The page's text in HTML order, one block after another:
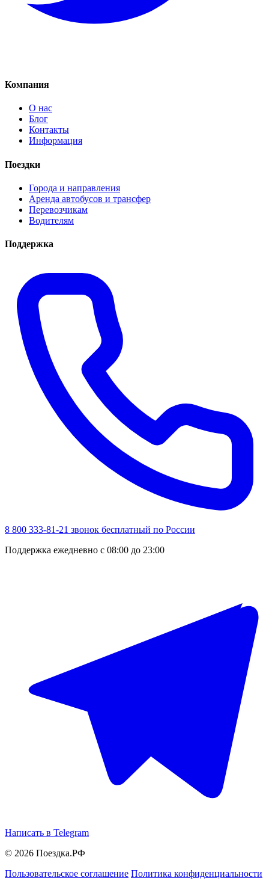
Компания
О нас
Блог
Контакты
Информация
Поездки
Города и направления
Аренда автобусов и трансфер
Перевозчикам
Водителям
Поддержка
8 800 333-81-21 звонок бесплатный по России
Поддержка ежедневно с 08:00 до 23:00
Написать в Telegram
© 2026 Поездка.РФ
Пользовательское соглашение Политика конфиденциальности